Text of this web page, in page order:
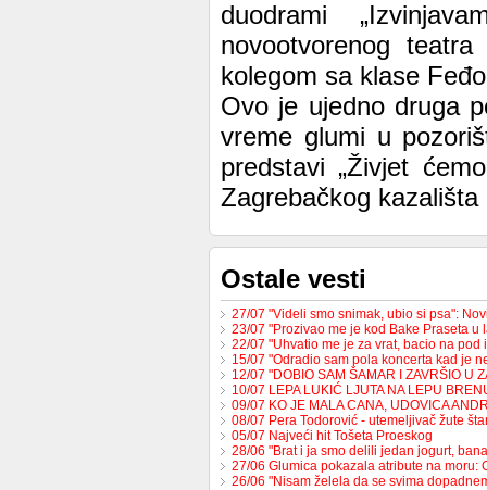
duodrami
novootvorenog
kolegom sa klase
Ovo je ujedno druga
vreme glumi u
predstavi „Živjet
Zagrebačkog kazališta
Ostale vesti
27/07 "Videli smo snimak, ubio si psa":
23/07 "Prozivao me je kod Bake Praseta
22/07 "Uhvatio me je za vrat, bacio na
15/07 "Odradio sam pola koncerta kad je
12/07 "DOBIO SAM ŠAMAR I ZAVRŠIO U
10/07 LEPA LUKIĆ LJUTA NA LEPU
09/07 KO JE MALA CANA, UDOVICA
08/07 Pera Todorović - utemeljivač žute
05/07 Najveći hit Tošeta Proeskog
28/06 "Brat i ja smo delili jedan jogurt,
27/06 Glumica pokazala atribute na moru:
26/06 "Nisam želela da se svima